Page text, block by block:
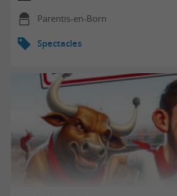
Parentis-en-Born
Spectacles